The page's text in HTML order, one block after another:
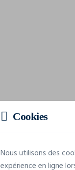
Cookies
Nous utilisons des
expérience en ligne